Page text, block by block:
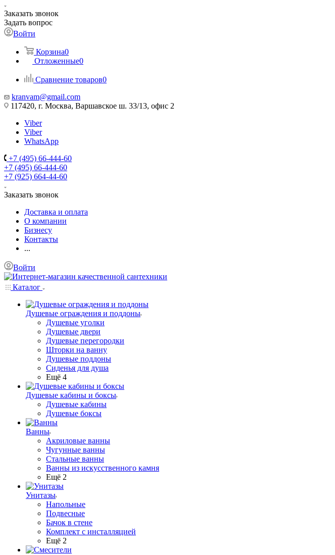
Заказать звонок
Задать вопрос
Войти
Корзина0
Отложенные0
Сравнение товаров0
kranvam@gmail.com
117420, г. Москва, Варшавское ш. 33/13, офис 2
Viber
Viber
WhatsApp
+7 (495) 66-444-60
+7 (495) 66-444-60
+7 (925) 664-44-60
Заказать звонок
Доставка и оплата
О компании
Бизнесу
Контакты
...
Войти
Каталог
Душевые ограждения и поддоны
Душевые уголки
Душевые двери
Душевые перегородки
Шторки на ванну
Душевые поддоны
Сиденья для душа
Ещё 4
Душевые кабины и боксы
Душевые кабины
Душевые боксы
Ванны
Акриловые ванны
Чугунные ванны
Стальные ванны
Ванны из искусственного камня
Ещё 2
Унитазы
Напольные
Подвесные
Бачок в стене
Комплект с инсталляцией
Ещё 2